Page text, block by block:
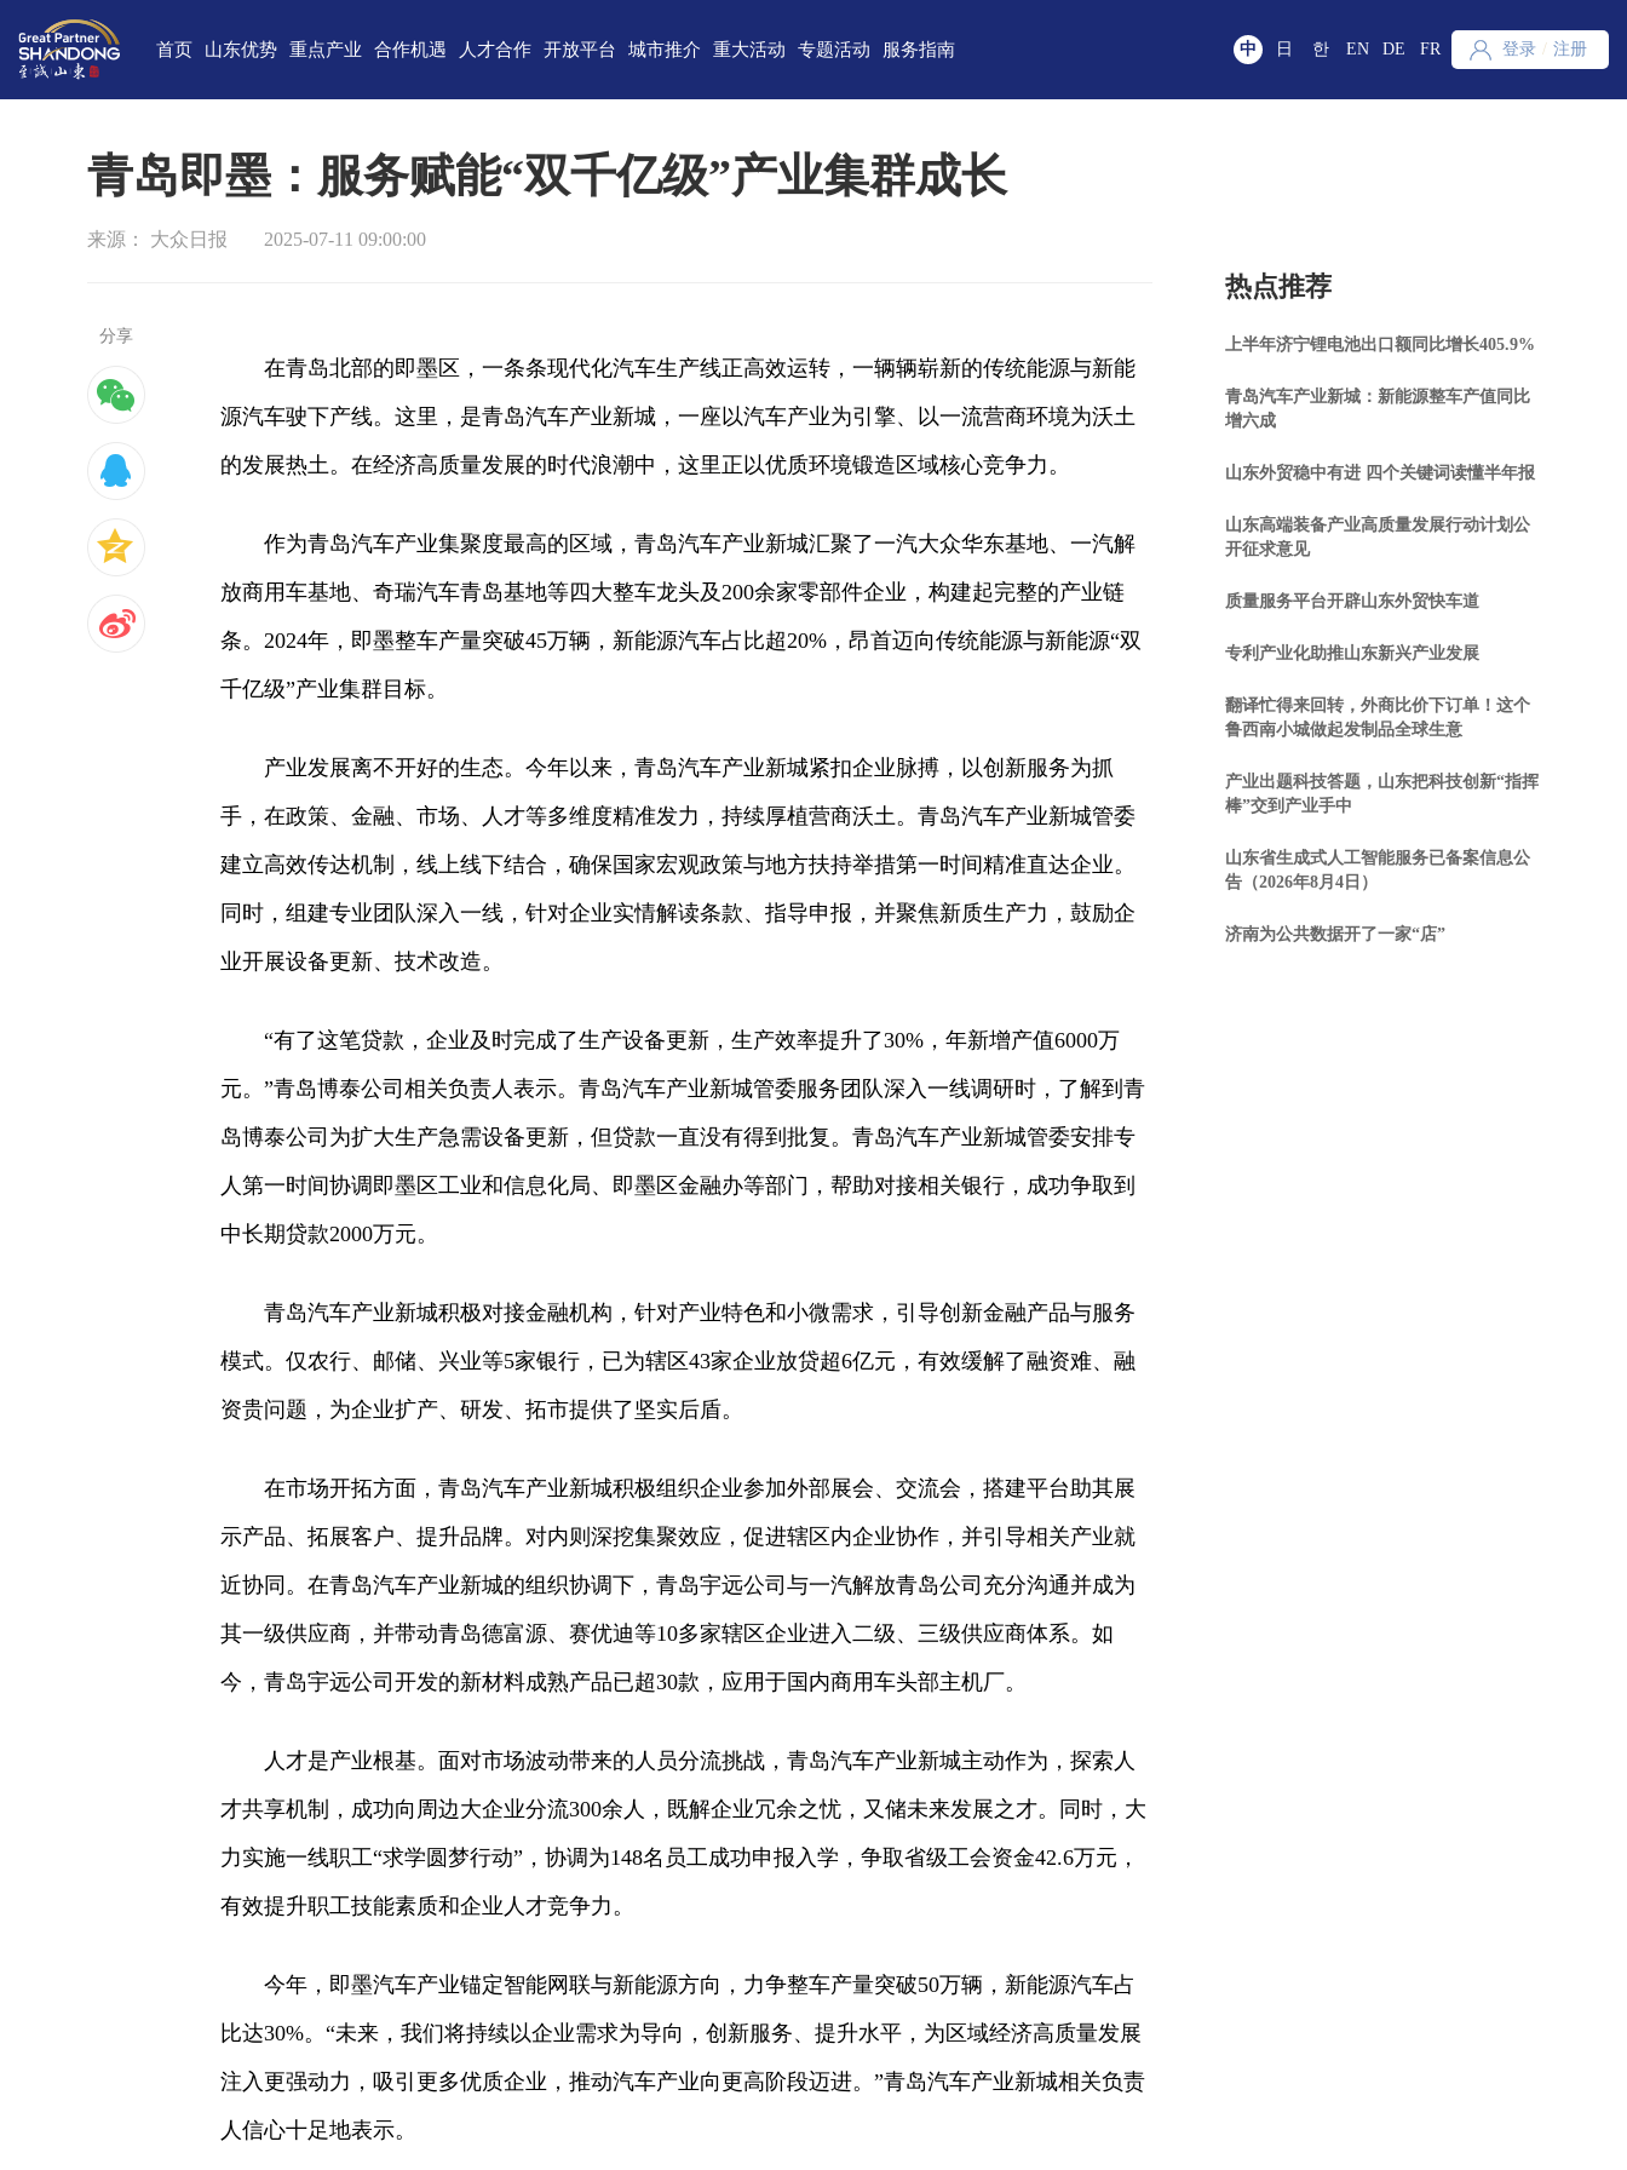
首页 山东优势
独特的区位优势
雄厚的经济基础
完备的产业体系
蓬勃的海洋经济
丰富的人力资源
强大的科技实力
深厚的文化底蕴
重点产业
新一代信息技术 高端装备
新能源 新材料
现代海洋 医养健康
高端化工 现代高效农业
合作机遇
合作项目库
重点外资项目跟踪推进平台
人才合作
人才需求
最新招聘
开放平台
中国(山东)自由贸易试验区
高新技术产业开发区
经济（技术）开发区
中国-上海合作组织地方经贸合作示范区
城市推介
济南 青岛
淄博 枣庄
东营 烟台
临沂 聊城
滨州 菏泽
重大活动 专题活动
重点区域招商
直播山东
云招商
服务指南
政务服务
联络我们
意见建议
中 日 한 EN DE FR 登录 / 注册
青岛即墨：服务赋能“双千亿级”产业集群成长
来源： 大众日报 2025-07-11 09:00:00
在青岛北部的即墨区，一条条现代化汽车生产线正高效运转，一辆辆崭新的传统能源与新能
源汽车驶下产线。这里，是青岛汽车产业新城，一座以汽车产业为引擎、以一流营商环境为沃土
的发展热土。在经济高质量发展的时代浪潮中，这里正以优质环境锻造区域核心竞争力。
作为青岛汽车产业集聚度最高的区域，青岛汽车产业新城汇聚了一汽大众华东基地、一汽解
放商用车基地、奇瑞汽车青岛基地等四大整车龙头及200余家零部件企业，构建起完整的产业链
条。2024年，即墨整车产量突破45万辆，新能源汽车占比超20%，昂首迈向传统能源与新能源“双
千亿级”产业集群目标。
产业发展离不开好的生态。今年以来，青岛汽车产业新城紧扣企业脉搏，以创新服务为抓
手，在政策、金融、市场、人才等多维度精准发力，持续厚植营商沃土。青岛汽车产业新城管委
建立高效传达机制，线上线下结合，确保国家宏观政策与地方扶持举措第一时间精准直达企业。
同时，组建专业团队深入一线，针对企业实情解读条款、指导申报，并聚焦新质生产力，鼓励企
业开展设备更新、技术改造。
“有了这笔贷款，企业及时完成了生产设备更新，生产效率提升了30%，年新增产值6000万
元。”青岛博泰公司相关负责人表示。青岛汽车产业新城管委服务团队深入一线调研时，了解到青
岛博泰公司为扩大生产急需设备更新，但贷款一直没有得到批复。青岛汽车产业新城管委安排专
人第一时间协调即墨区工业和信息化局、即墨区金融办等部门，帮助对接相关银行，成功争取到
中长期贷款2000万元。
青岛汽车产业新城积极对接金融机构，针对产业特色和小微需求，引导创新金融产品与服务
模式。仅农行、邮储、兴业等5家银行，已为辖区43家企业放贷超6亿元，有效缓解了融资难、融
资贵问题，为企业扩产、研发、拓市提供了坚实后盾。
在市场开拓方面，青岛汽车产业新城积极组织企业参加外部展会、交流会，搭建平台助其展
示产品、拓展客户、提升品牌。对内则深挖集聚效应，促进辖区内企业协作，并引导相关产业就
近协同。在青岛汽车产业新城的组织协调下，青岛宇远公司与一汽解放青岛公司充分沟通并成为
其一级供应商，并带动青岛德富源、赛优迪等10多家辖区企业进入二级、三级供应商体系。如
今，青岛宇远公司开发的新材料成熟产品已超30款，应用于国内商用车头部主机厂。
人才是产业根基。面对市场波动带来的人员分流挑战，青岛汽车产业新城主动作为，探索人
才共享机制，成功向周边大企业分流300余人，既解企业冗余之忧，又储未来发展之才。同时，大
力实施一线职工“求学圆梦行动”，协调为148名员工成功申报入学，争取省级工会资金42.6万元，
有效提升职工技能素质和企业人才竞争力。
今年，即墨汽车产业锚定智能网联与新能源方向，力争整车产量突破50万辆，新能源汽车占
比达30%。“未来，我们将持续以企业需求为导向，创新服务、提升水平，为区域经济高质量发展
注入更强动力，吸引更多优质企业，推动汽车产业向更高阶段迈进。”青岛汽车产业新城相关负责
人信心十足地表示。
分享
热点推荐
上半年济宁锂电池出口额同比增长405.9%
青岛汽车产业新城：新能源整车产值同比
增六成
山东外贸稳中有进 四个关键词读懂半年报
山东高端装备产业高质量发展行动计划公
开征求意见
质量服务平台开辟山东外贸快车道
专利产业化助推山东新兴产业发展
翻译忙得来回转，外商比价下订单！这个
鲁西南小城做起发制品全球生意
产业出题科技答题，山东把科技创新“指挥
棒”交到产业手中
山东省生成式人工智能服务已备案信息公
告（2026年8月4日）
济南为公共数据开了一家“店”